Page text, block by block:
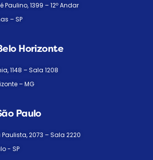
Paulino, 1399 – 12º Andar
– SP
Horizonte
1148 – Sala 1208
– MG
Paulo
2073 – Sala 2220
- SP